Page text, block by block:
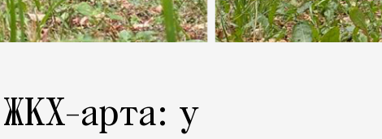
арта: у